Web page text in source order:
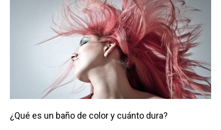
¿Qué es un baño de color y cuánto dura?